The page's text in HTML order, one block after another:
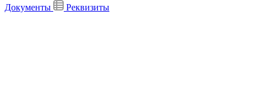
Документы
Реквизиты